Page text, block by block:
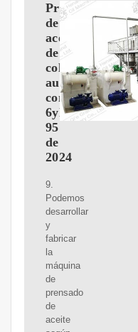
Prensa
de
aceite
de
colza
automática
combinada
6yl-
95
de
2024
9.
Podemos
desarrollar
y
fabricar
la
máquina
de
prensado
de
aceite